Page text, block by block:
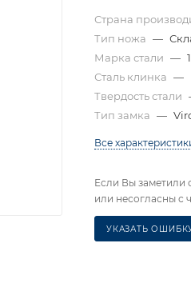
Страна
Тип ножа —
Марка стали —
Сталь клинка —
Твердость стали
Тип замка —
Все
Если Вы заметили
или несогласны с
УКАЗАТЬ